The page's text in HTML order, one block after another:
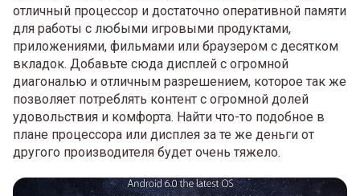
отличный процессор и достаточно оперативной памяти
для работы с любыми игровыми продуктами,
приложениями, фильмами или браузером с десятком
вкладок. Добавьте сюда дисплей с огромной
диагональю и отличным разрешением, которое так же
позволяет потреблять контент с огромной долей
удовольствия и комфорта. Найти что-то подобное в
плане процессора или дисплея за те же деньги от
другого производителя будет очень тяжело.